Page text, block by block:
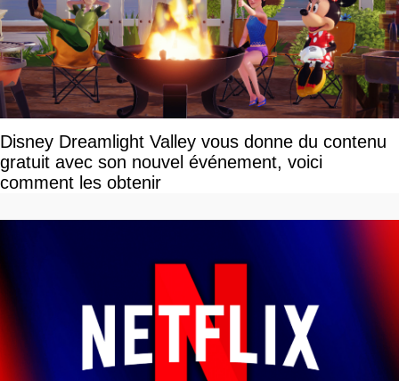
Disney Dreamlight Valley vous donne du contenu
gratuit avec son nouvel événement, voici
comment les obtenir